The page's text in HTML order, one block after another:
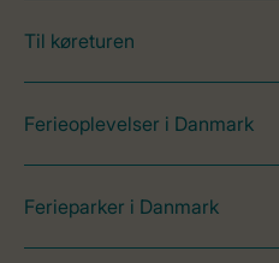
Til køreturen
Ferieoplevelser i Danmark
Ferieparker i Danmark